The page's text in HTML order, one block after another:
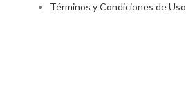
Términos y Condiciones de Uso